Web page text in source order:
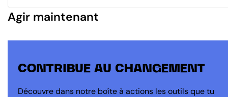
Agir maintenant
CONTRIBUE AU CHANGEMENT
Découvre dans notre boîte à actions les outils que tu